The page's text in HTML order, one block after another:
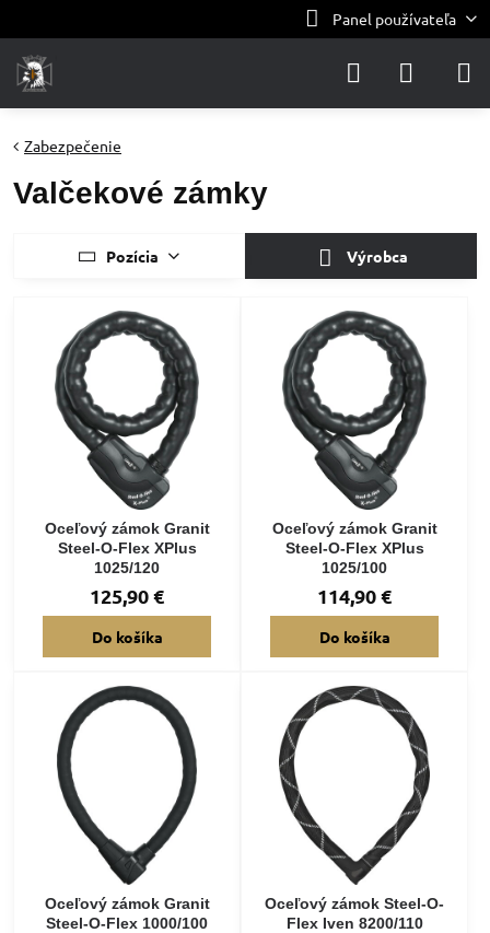
Panel používateľa
Zabezpečenie
Valčekové zámky
Pozícia Výrobca
Oceľový zámok Granit
Steel-O-Flex XPlus
1025/120
125,90 €
Do košíka
Oceľový zámok Granit
Steel-O-Flex XPlus
1025/100
114,90 €
Do košíka
Oceľový zámok Granit
Steel-O-Flex 1000/100
Oceľový zámok Steel-O-
Flex Iven 8200/110